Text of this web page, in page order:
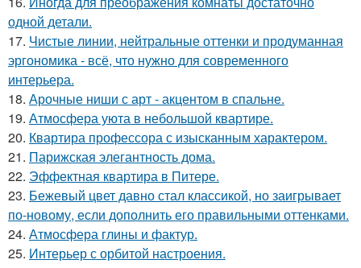
одной детали.
17. Чистые линии, нейтральные оттенки и продуманная
эргономика - всё, что нужно для современного
интерьера.
18. Арочные ниши с арт - акцентом в спальне.
19. Атмосфера уюта в небольшой квартире.
20. Квартира профессора с изысканным характером.
21. Парижская элегантность дома.
22. Эффектная квартира в Питере.
23. Бежевый цвет давно стал классикой, но заигрывает
по-новому, если дополнить его правильными оттенками.
24. Атмосфера глины и фактур.
25. Интерьер с орбитой настроения.